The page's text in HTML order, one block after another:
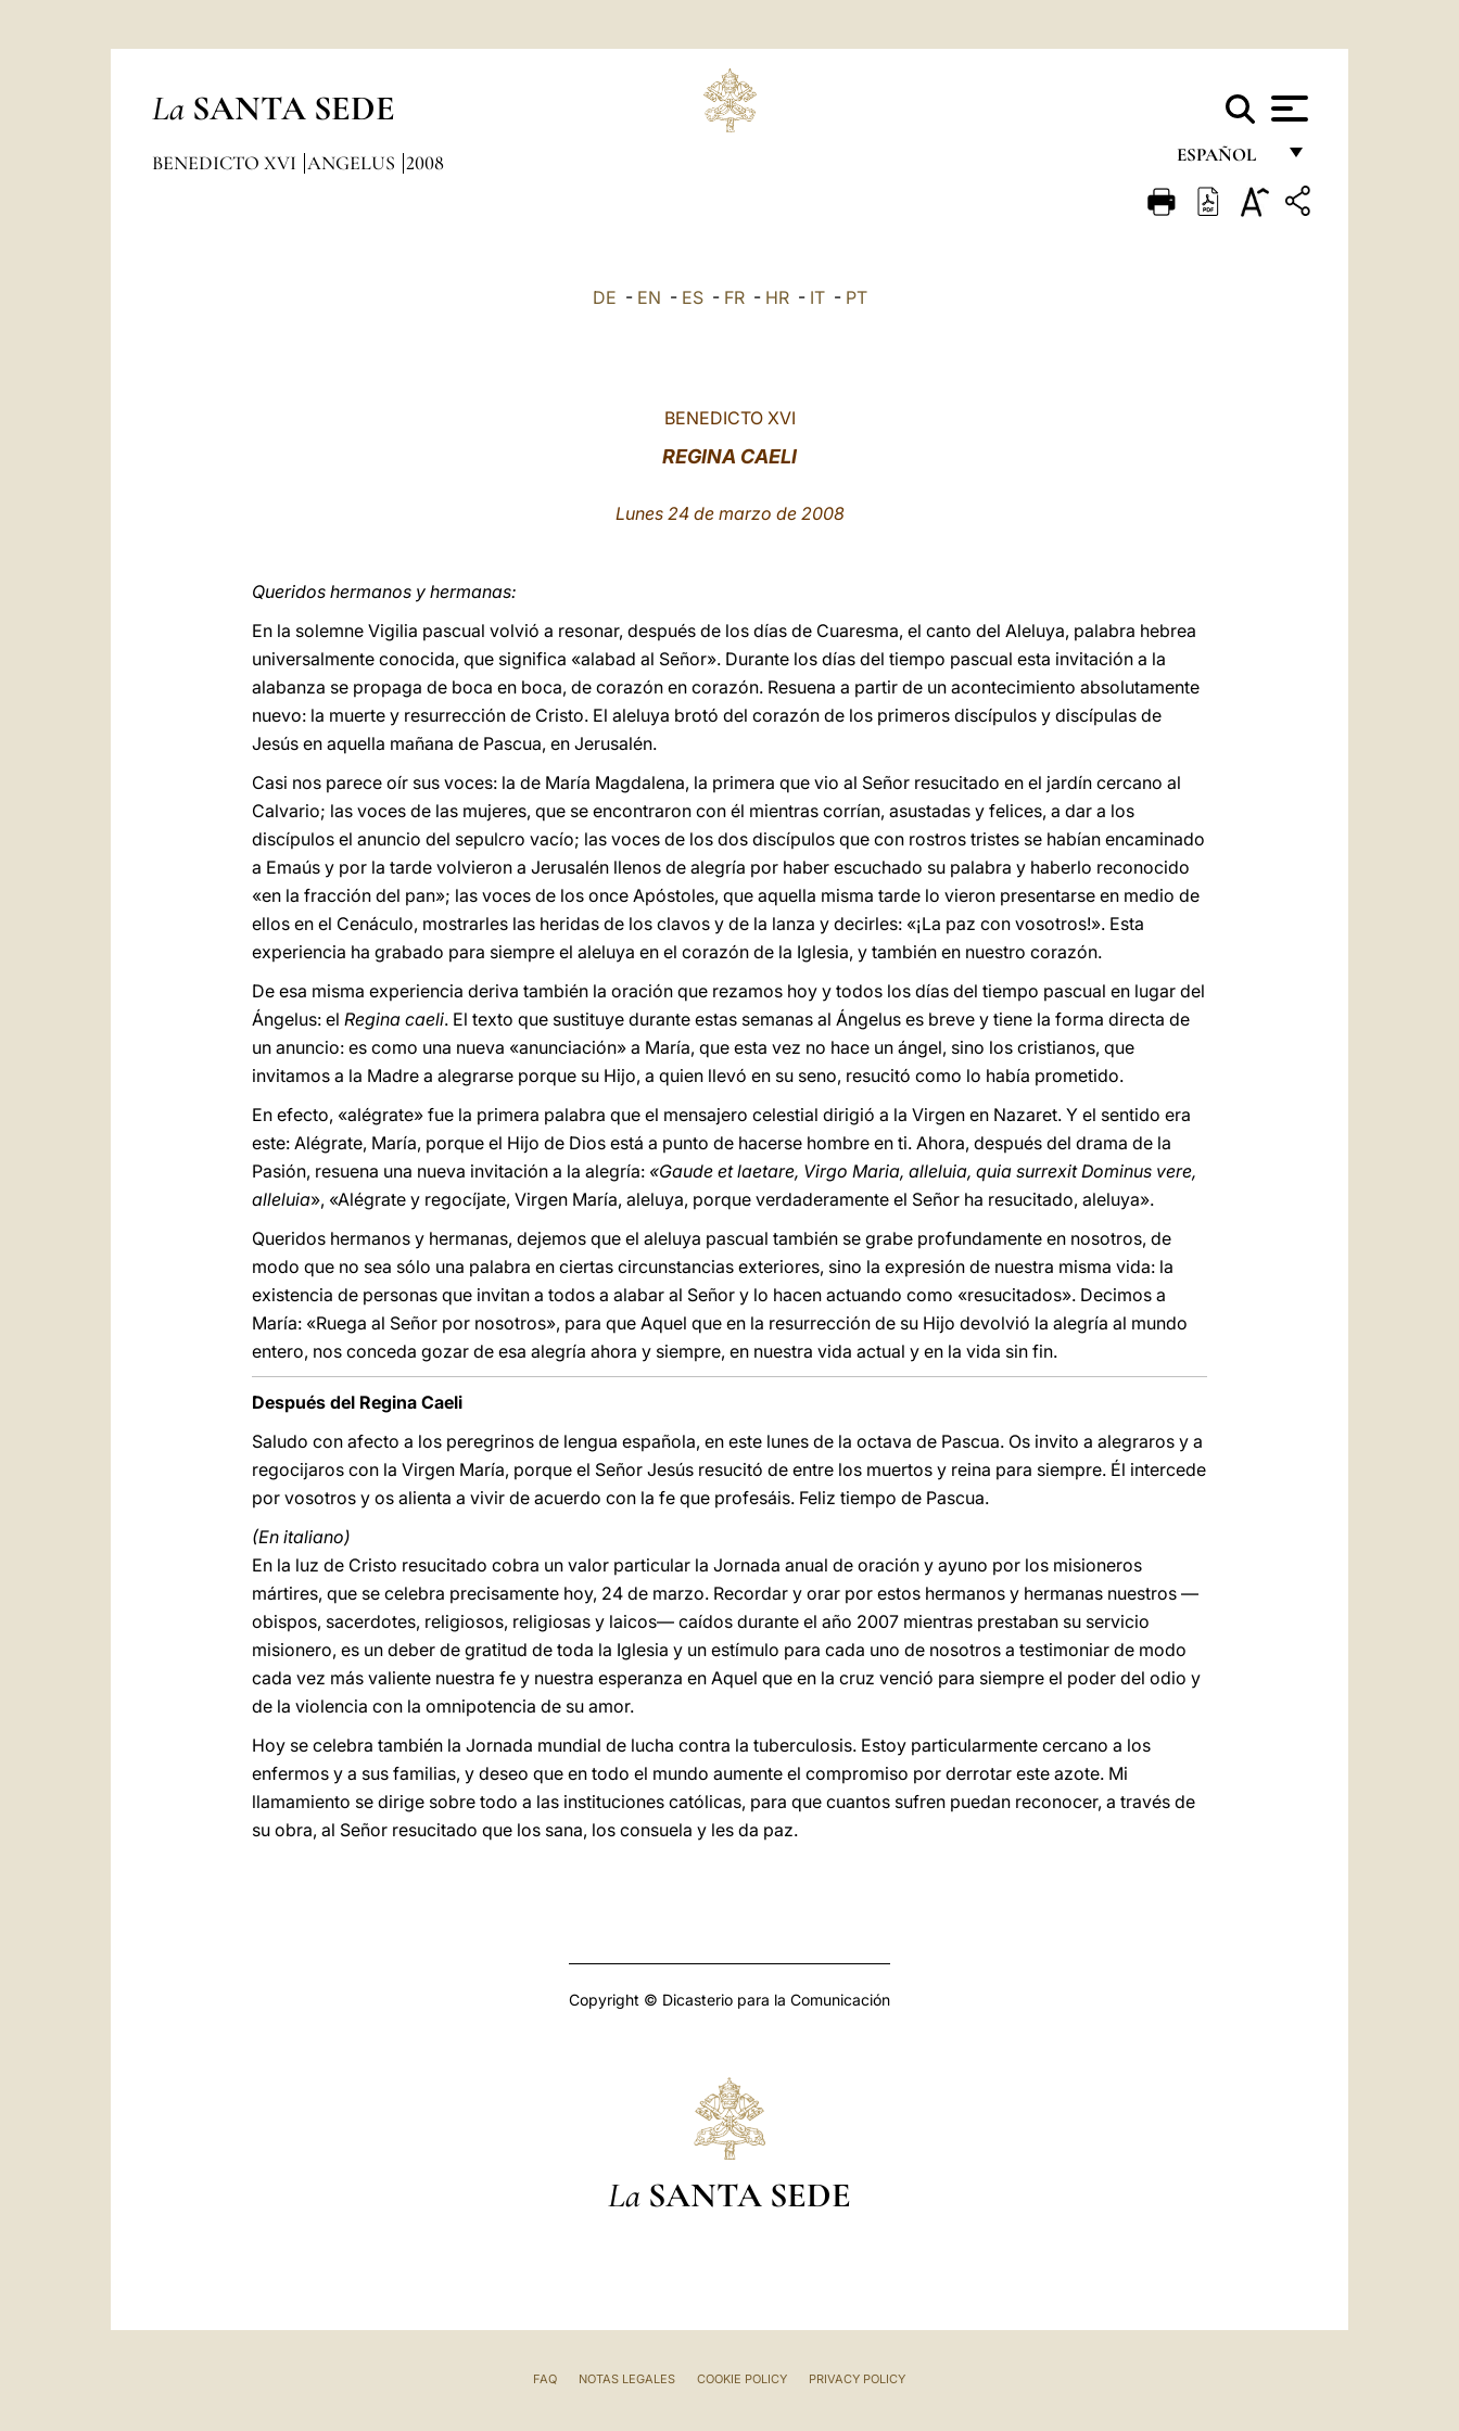
La SANTA SEDE
ESPAÑOL
FRANÇAIS
BENEDICTO XVI ANGELUS 2008
DE - EN - ES- FR- HR- IT- PT
BENEDICTO XVI
REGINA CAELI
Lunes 24 de marzo de 2008
Queridos hermanos y hermanas:
En la solemne Vigilia pascual volvió a resonar, después de los días de Cuaresma, el canto del Aleluya, palabra hebrea
universalmente conocida, que significa «alabad al Señor». Durante los días del tiempo pascual esta invitación a la
alabanza se propaga de boca en boca, de corazón en corazón. Resuena a partir de un acontecimiento absolutamente
nuevo: la muerte y resurrección de Cristo. El aleluya brotó del corazón de los primeros discípulos y discípulas de
Jesús en aquella mañana de Pascua, en Jerusalén.
Casi nos parece oír sus voces: la de María Magdalena, la primera que vio al Señor resucitado en el jardín cercano al
Calvario; las voces de las mujeres, que se encontraron con él mientras corrían, asustadas y felices, a dar a los
discípulos el anuncio del sepulcro vacío; las voces de los dos discípulos que con rostros tristes se habían encaminado
a Emaús y por la tarde volvieron a Jerusalén llenos de alegría por haber escuchado su palabra y haberlo reconocido
«en la fracción del pan»; las voces de los once Apóstoles, que aquella misma tarde lo vieron presentarse en medio de
ellos en el Cenáculo, mostrarles las heridas de los clavos y de la lanza y decirles: «¡La paz con vosotros!». Esta
experiencia ha grabado para siempre el aleluya en el corazón de la Iglesia, y también en nuestro corazón.
De esa misma experiencia deriva también la oración que rezamos hoy y todos los días del tiempo pascual en lugar del
Ángelus: el Regina caeli. El texto que sustituye durante estas semanas al Ángelus es breve y tiene la forma directa de
un anuncio: es como una nueva «anunciación» a María, que esta vez no hace un ángel, sino los cristianos, que
invitamos a la Madre a alegrarse porque su Hijo, a quien llevó en su seno, resucitó como lo había prometido.
En efecto, «alégrate» fue la primera palabra que el mensajero celestial dirigió a la Virgen en Nazaret. Y el sentido era
este: Alégrate, María, porque el Hijo de Dios está a punto de hacerse hombre en ti. Ahora, después del drama de la
Pasión, resuena una nueva invitación a la alegría: «Gaude et laetare, Virgo Maria, alleluia, quia surrexit Dominus vere,
alleluia», «Alégrate y regocíjate, Virgen María, aleluya, porque verdaderamente el Señor ha resucitado, aleluya».
Queridos hermanos y hermanas, dejemos que el aleluya pascual también se grabe profundamente en nosotros, de
modo que no sea sólo una palabra en ciertas circunstancias exteriores, sino la expresión de nuestra misma vida: la
existencia de personas que invitan a todos a alabar al Señor y lo hacen actuando como «resucitados». Decimos a
María: «Ruega al Señor por nosotros», para que Aquel que en la resurrección de su Hijo devolvió la alegría al mundo
entero, nos conceda gozar de esa alegría ahora y siempre, en nuestra vida actual y en la vida sin fin.
Después del Regina Caeli
Saludo con afecto a los peregrinos de lengua española, en este lunes de la octava de Pascua. Os invito a alegraros y a
regocijaros con la Virgen María, porque el Señor Jesús resucitó de entre los muertos y reina para siempre. Él intercede
por vosotros y os alienta a vivir de acuerdo con la fe que profesáis. Feliz tiempo de Pascua.
(En italiano)
En la luz de Cristo resucitado cobra un valor particular la Jornada anual de oración y ayuno por los misioneros
mártires, que se celebra precisamente hoy, 24 de marzo. Recordar y orar por estos hermanos y hermanas nuestros —
obispos, sacerdotes, religiosos, religiosas y laicos— caídos durante el año 2007 mientras prestaban su servicio
misionero, es un deber de gratitud de toda la Iglesia y un estímulo para cada uno de nosotros a testimoniar de modo
cada vez más valiente nuestra fe y nuestra esperanza en Aquel que en la cruz venció para siempre el poder del odio y
de la violencia con la omnipotencia de su amor.
Hoy se celebra también la Jornada mundial de lucha contra la tuberculosis. Estoy particularmente cercano a los
enfermos y a sus familias, y deseo que en todo el mundo aumente el compromiso por derrotar este azote. Mi
llamamiento se dirige sobre todo a las instituciones católicas, para que cuantos sufren puedan reconocer, a través de
su obra, al Señor resucitado que los sana, los consuela y les da paz.
Copyright © Dicasterio para la Comunicación
La SANTA SEDE
FAQ NOTAS LEGALES COOKIE POLICY PRIVACY POLICY